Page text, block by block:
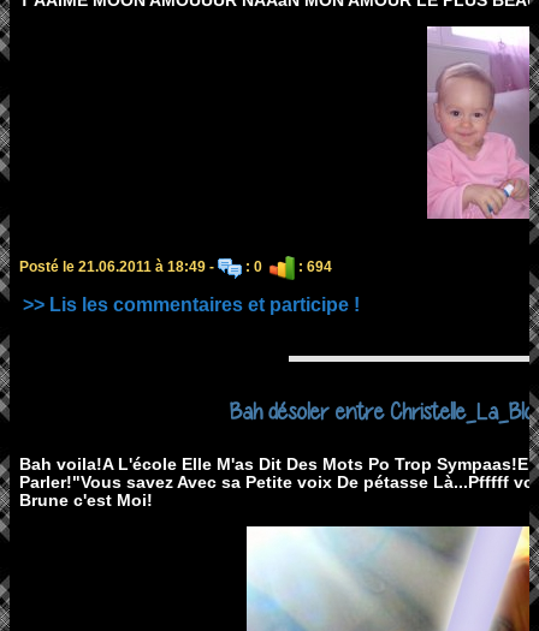
Posté le 21.06.2011 à 18:49 - : 0 : 694
>> Lis les commentaires et participe !
Bah désoler entre
Bah voila!A L'école Elle M'as Dit Des Mots Po Trop
Parler!"Vous savez Avec sa Petite voix De pétasse Là...Pfffff
Brune c'est Moi!